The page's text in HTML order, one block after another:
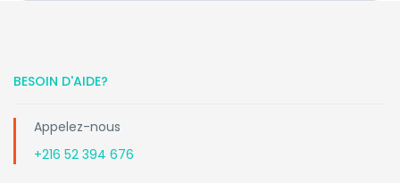
BESOIN D'AIDE?
Appelez-nous
+216 52 394 676